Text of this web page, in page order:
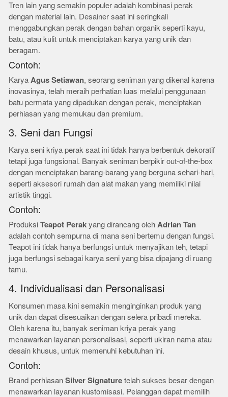
Tren lain yang semakin populer adalah kombinasi perak
dengan material lain. Desainer saat ini seringkali
menggabungkan perak dengan bahan organik seperti kayu,
batu, atau kulit untuk menciptakan karya yang unik dan
beragam.
Contoh:
KaryaAgus Setiawan, seorang seniman yang dikenal karena
inovasinya, telah meraih perhatian luas melalui penggunaan
batu permata yang dipadukan dengan perak, menciptakan
perhiasan yang memukau dan premium.
3. Seni dan Fungsi
Karya seni kriya perak saat ini tidak hanya berbentuk dekoratif
tetapi juga fungsional. Banyak seniman berpikir out-of-the-box
dengan menciptakan barang-barang yang berguna sehari-hari,
seperti aksesori rumah dan alat makan yang memiliki nilai
artistik tinggi.
Contoh:
ProduksiTeapot Perak yang dirancang olehAdrian Tan
adalah contoh sempurna di mana seni bertemu dengan fungsi.
Teapot ini tidak hanya berfungsi untuk menyajikan teh, tetapi
juga berfungsi sebagai karya seni yang bisa dipajang di ruang
tamu.
4. Individualisasi dan Personalisasi
Konsumen masa kini semakin menginginkan produk yang
unik dan dapat disesuaikan dengan selera pribadi mereka.
Oleh karena itu, banyak seniman kriya perak yang
menawarkan layanan personalisasi, seperti ukiran nama atau
desain khusus, untuk memenuhi kebutuhan ini.
Contoh:
Brand perhiasanSilver Signature telah sukses besar dengan
menawarkan layanan kustomisasi. Pelanggan dapat memilih